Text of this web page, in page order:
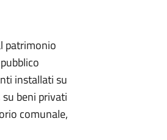
patrimonio
installati su
beni privati
comunale,